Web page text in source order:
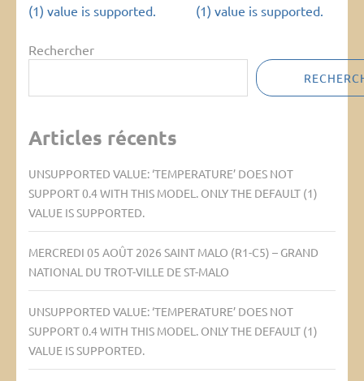
(1) value is supported.
(1) value is supported.
Rechercher
Articles récents
UNSUPPORTED VALUE: ‘TEMPERATURE’ DOES NOT
SUPPORT 0.4 WITH THIS MODEL. ONLY THE DEFAULT (1)
VALUE IS SUPPORTED.
MERCREDI 05 AOÛT 2026 SAINT MALO (R1-C5) – GRAND
NATIONAL DU TROT-VILLE DE ST-MALO
UNSUPPORTED VALUE: ‘TEMPERATURE’ DOES NOT
SUPPORT 0.4 WITH THIS MODEL. ONLY THE DEFAULT (1)
VALUE IS SUPPORTED.